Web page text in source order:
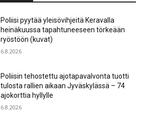
Poliisi pyytää yleisövihjeitä Keravalla
heinäkuussa tapahtuneeseen törkeään
ryöstöön (kuvat)
6.8.2026
Poliisin tehostettu ajotapavalvonta tuotti
tulosta rallien aikaan Jyväskylässä – 74
ajokorttia hyllylle
6.8.2026